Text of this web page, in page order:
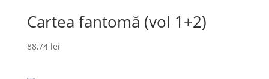
Cartea fantomă (vol 1+2)
88,74 lei